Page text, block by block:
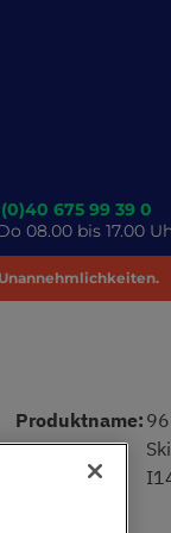
675 99 39 0
08.00 bis 17.00
Produktname